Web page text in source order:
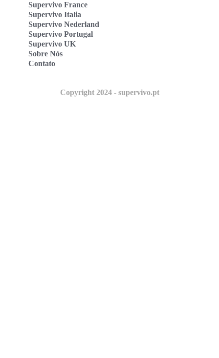
Supervivo France
Supervivo Italia
Supervivo Nederland
Supervivo Portugal
Supervivo UK
Sobre Nós
Contato
Copyright 2024 - supervivo.pt